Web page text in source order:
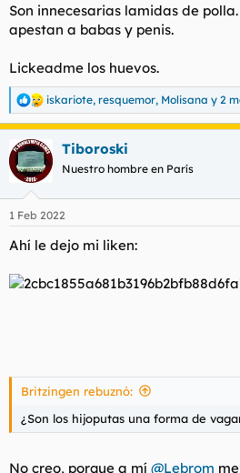
Son innecesarias lamidas de
apestan a babas y penis.
Lickeadme los huevos.
R
e
a
c
c
i
e
:
iskariote, resquemor, Molisana y 2
Tiboroski
Nuestro hombre en París
1 Feb 2022
Ahí le dejo mi liken:
Britzingen rebuznó:
¿Son los hijoputas una forma de
No creo, porque a mí @Lebrom